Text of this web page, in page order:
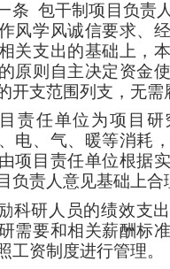
条 包干制项目负责
风学风诚信要求、
关支出的基础上，
原则自主决定资金
开支范围列支，无需
责任单位为项目研
电、气、暖等消耗
项目责任单位根据
负责人意见基础上合
科研人员的绩效支
需要和相关薪酬标
工资制度进行管理。